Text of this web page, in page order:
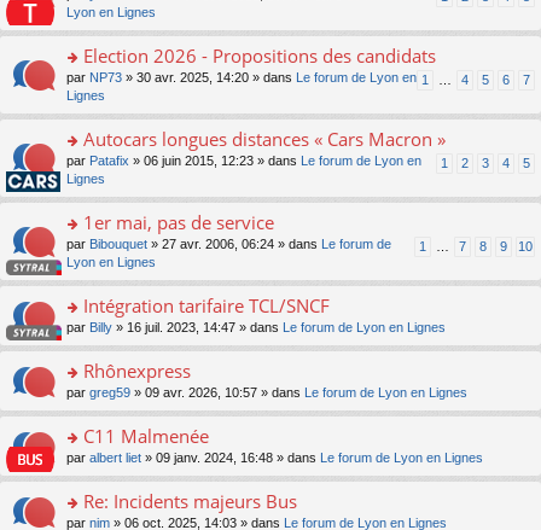
e
s
ré
c
e
nt
n
pl
u
s
ré
c
nt
s
g
e
n
o
n
le
s
ré
e
le
m
e
s
s
e
n
o
n
lu
pl
ré
c
e
s
er
le
m
e
s
s
a
n
o
n
lu
le
u
ré
c
e
Lyon en Lignes
o
s
er
le
m
e
s
s
a
n
o
n
lu
pl
s
ré
c
nt
Election 2026 - Propositions des candidats
1 4 5 6 7
par NP73 » 30 avr. 2025, 14:20 » dans
Le forum de Lyon en
Lignes
o
s
er
le
m
e
s
s
e
n
o
n
le
u
s
Autocars longues distances « Cars Macron »
1 2 3 4 5
par Patafix » 06 juin 2015, 12:23 » dans
Le forum de Lyon en
Lignes
o
s
er
le
m
e
s
g
e
n
o
1er mai, pas de service
1 7 8 9 10
par Bibouquet » 27 avr. 2006, 06:24 » dans
Le forum de
Lyon en Lignes
o
n
ult
er
le
m
e
a
g
Intégration tarifaire TCL/SNCF
par Billy » 16 juil. 2023, 14:47 » dans Le forum de Lyon en Lignes
o
n
ult
er
le
m
e
Rhônexpress
par greg59 » 09 avr. 2026, 10:57 » dans Le forum de Lyon en Lignes
o
n
ult
C11 Malmenée
par albert liet » 09 janv. 2024, 16:48 » dans Le forum de Lyon en Lignes
o
Re: Incidents majeurs Bus
par nim » 06 oct. 2025, 14:03 » dans Le forum de Lyon en Lignes